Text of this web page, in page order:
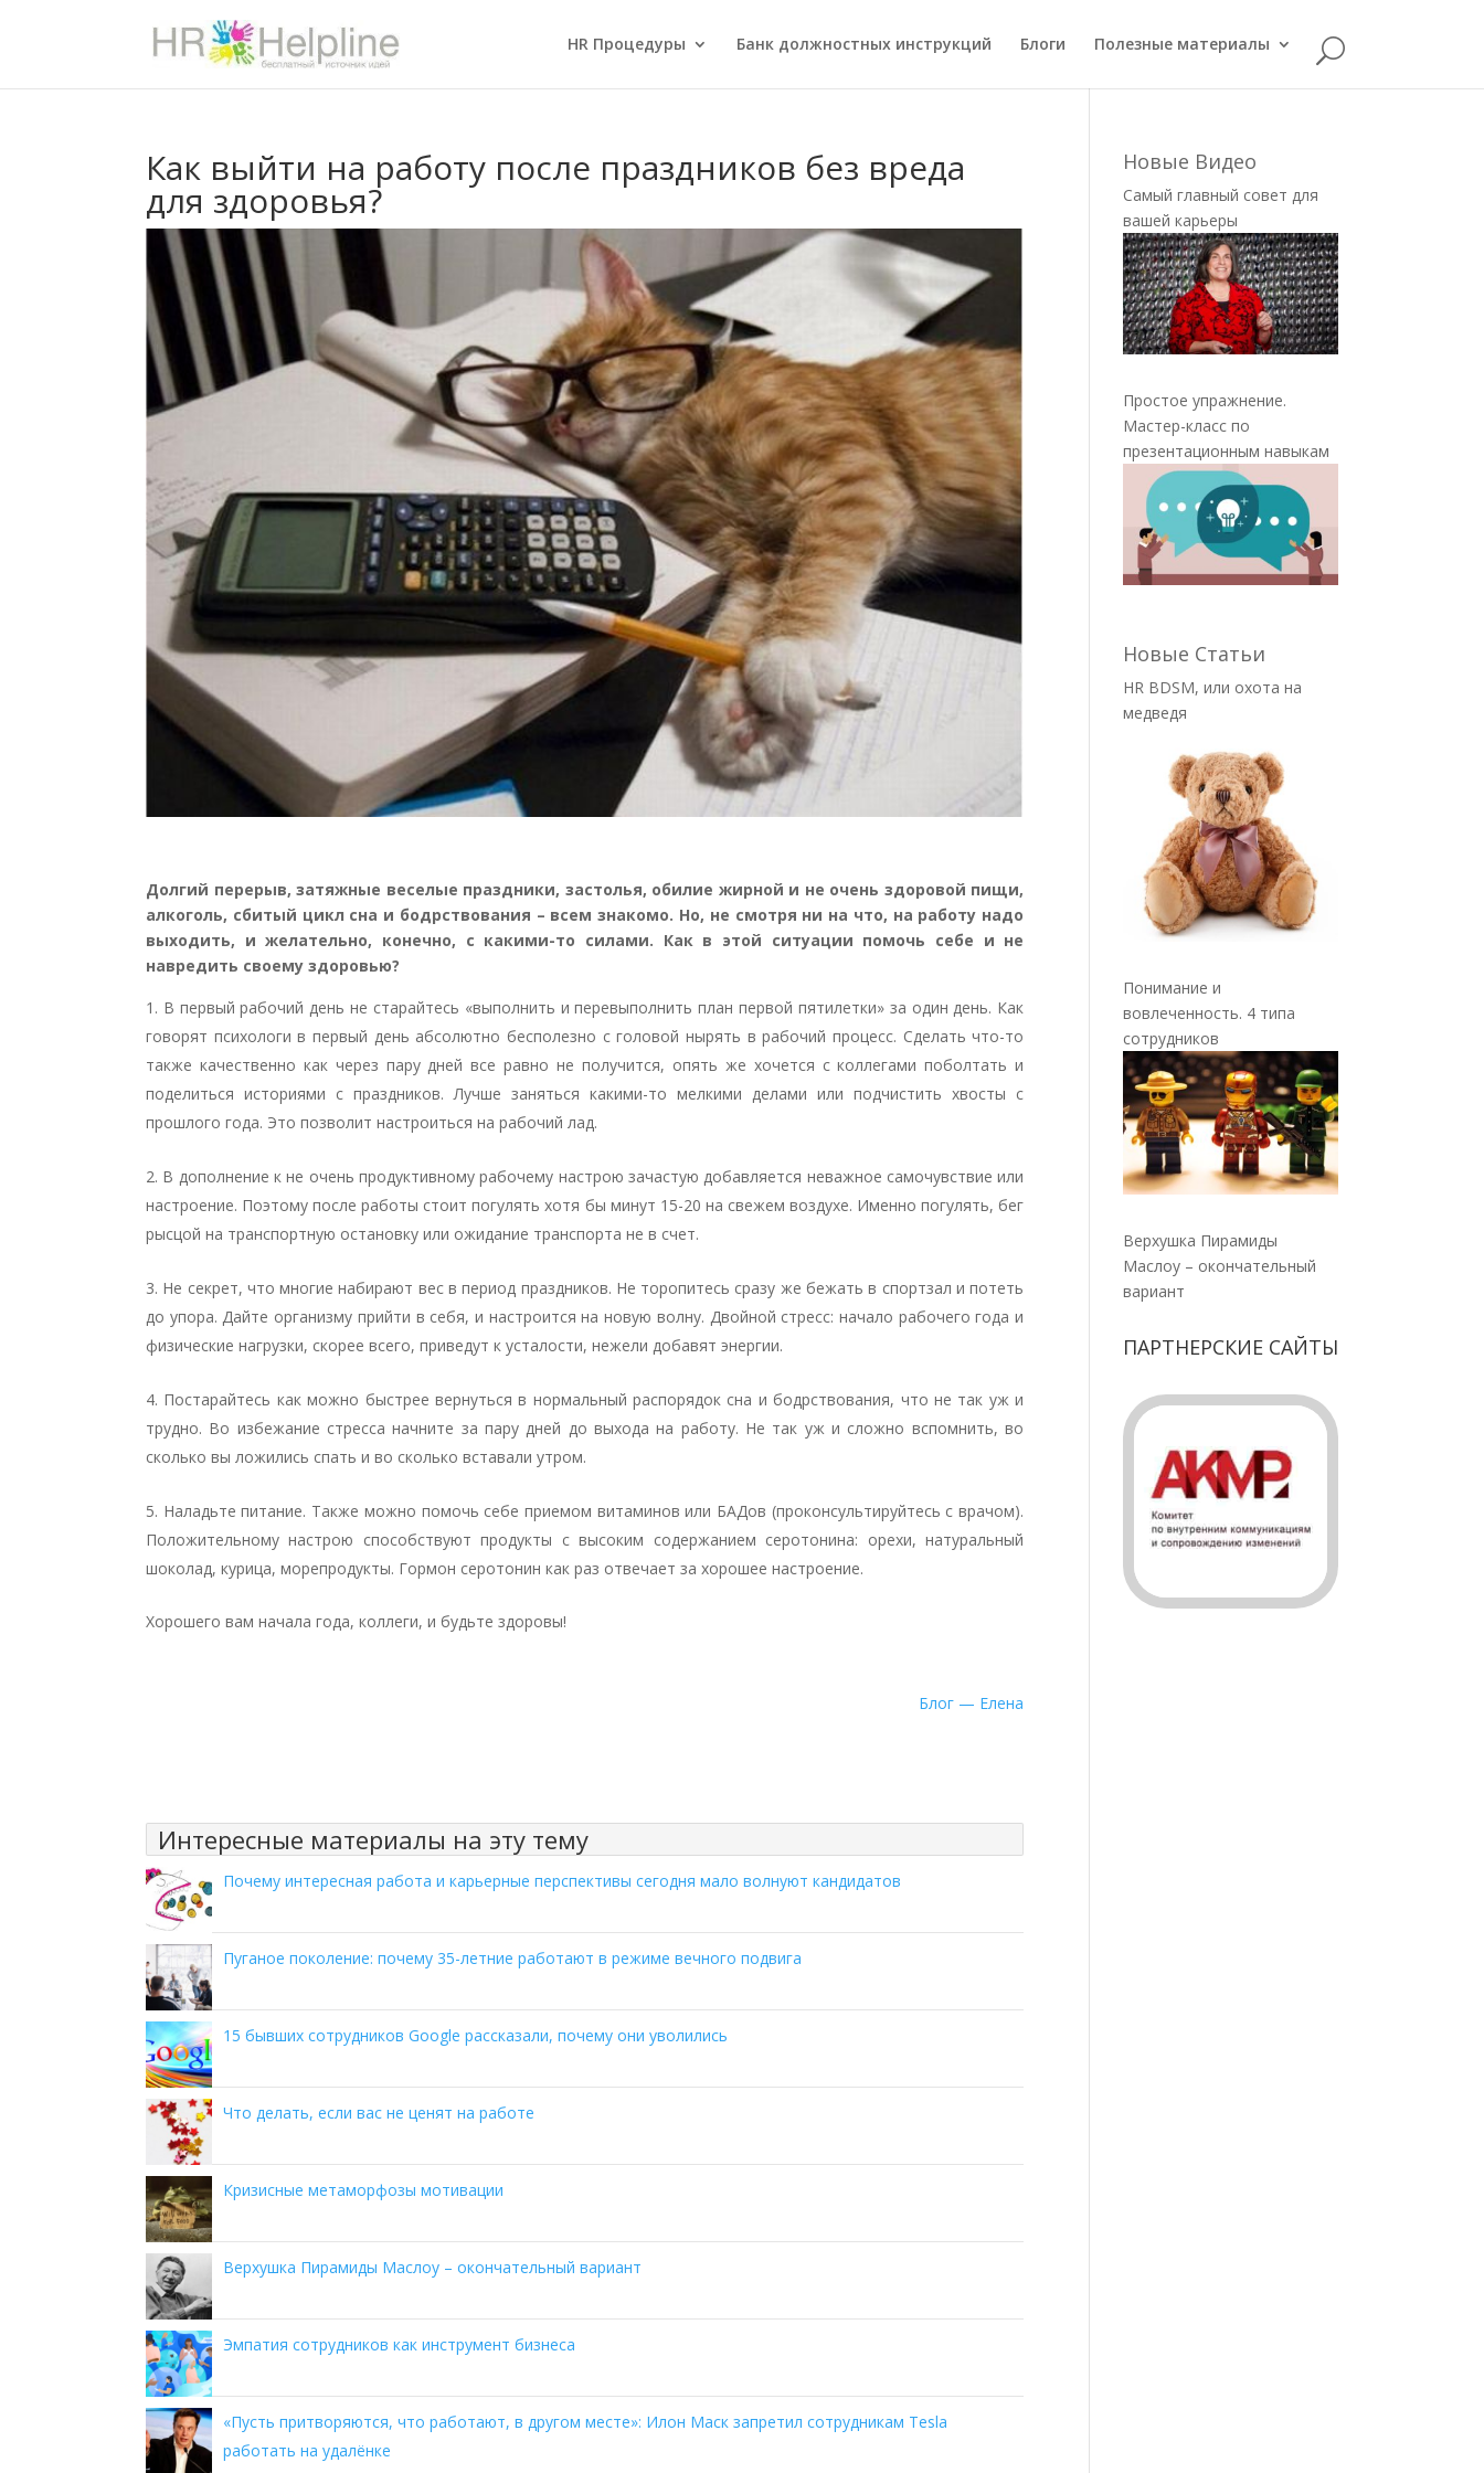
HR Процедуры Банк должностных инструкций Блоги Полезные материалы
Как выйти на работу после праздников без вреда
для здоровья?
Долгий перерыв, затяжные веселые праздники, застолья, обилие жирной и не очень здоровой пищи,
алкоголь, сбитый цикл сна и бодрствования – всем знакомо. Но, не смотря ни на что, на работу надо
выходить, и желательно, конечно, с какими-то силами. Как в этой ситуации помочь себе и не
навредить своему здоровью?
В первый рабочий день не старайтесь «выполнить и перевыполнить план первой пятилетки» за один день. Как
говорят психологи в первый день абсолютно бесполезно с головой нырять в рабочий процесс. Сделать что-то
также качественно как через пару дней все равно не получится, опять же хочется с коллегами поболтать и
поделиться историями с праздников. Лучше заняться какими-то мелкими делами или подчистить хвосты с
прошлого года. Это позволит настроиться на рабочий лад.
В дополнение к не очень продуктивному рабочему настрою зачастую добавляется неважное самочувствие или
настроение. Поэтому после работы стоит погулять хотя бы минут 15-20 на свежем воздухе. Именно погулять, бег
рысцой на транспортную остановку или ожидание транспорта не в счет.
Не секрет, что многие набирают вес в период праздников. Не торопитесь сразу же бежать в спортзал и потеть
до упора. Дайте организму прийти в себя, и настроится на новую волну. Двойной стресс: начало рабочего года и
физические нагрузки, скорее всего, приведут к усталости, нежели добавят энергии.
Постарайтесь как можно быстрее вернуться в нормальный распорядок сна и бодрствования, что не так уж и
трудно. Во избежание стресса начните за пару дней до выхода на работу. Не так уж и сложно вспомнить, во
сколько вы ложились спать и во сколько вставали утром.
Наладьте питание. Также можно помочь себе приемом витаминов или БАДов (проконсультируйтесь с врачом).
Положительному настрою способствуют продукты с высоким содержанием серотонина: орехи, натуральный
шоколад, курица, морепродукты. Гормон серотонин как раз отвечает за хорошее настроение.
Хорошего вам начала года, коллеги, и будьте здоровы!
Блог — Елена
Интересные материалы на эту тему
Почему интересная работа и карьерные перспективы сегодня мало волнуют кандидатов
Пуганое поколение: почему 35-летние работают в режиме вечного подвига
15 бывших сотрудников Google рассказали, почему они уволились
Что делать, если вас не ценят на работе
Кризисные метаморфозы мотивации
Верхушка Пирамиды Маслоу – окончательный вариант
Эмпатия сотрудников как инструмент бизнеса
«Пусть притворяются, что работают, в другом месте»: Илон Маск запретил сотрудникам Tesla
работать на удалёнке
Новые Видео
Самый главный совет для
вашей карьеры
Простое упражнение.
Мастер-класс по
презентационным навыкам
Новые Статьи
HR BDSM, или охота на
медведя
Понимание и
вовлеченность. 4 типа
сотрудников
Верхушка Пирамиды
Маслоу – окончательный
вариант
ПАРТНЕРСКИЕ САЙТЫ